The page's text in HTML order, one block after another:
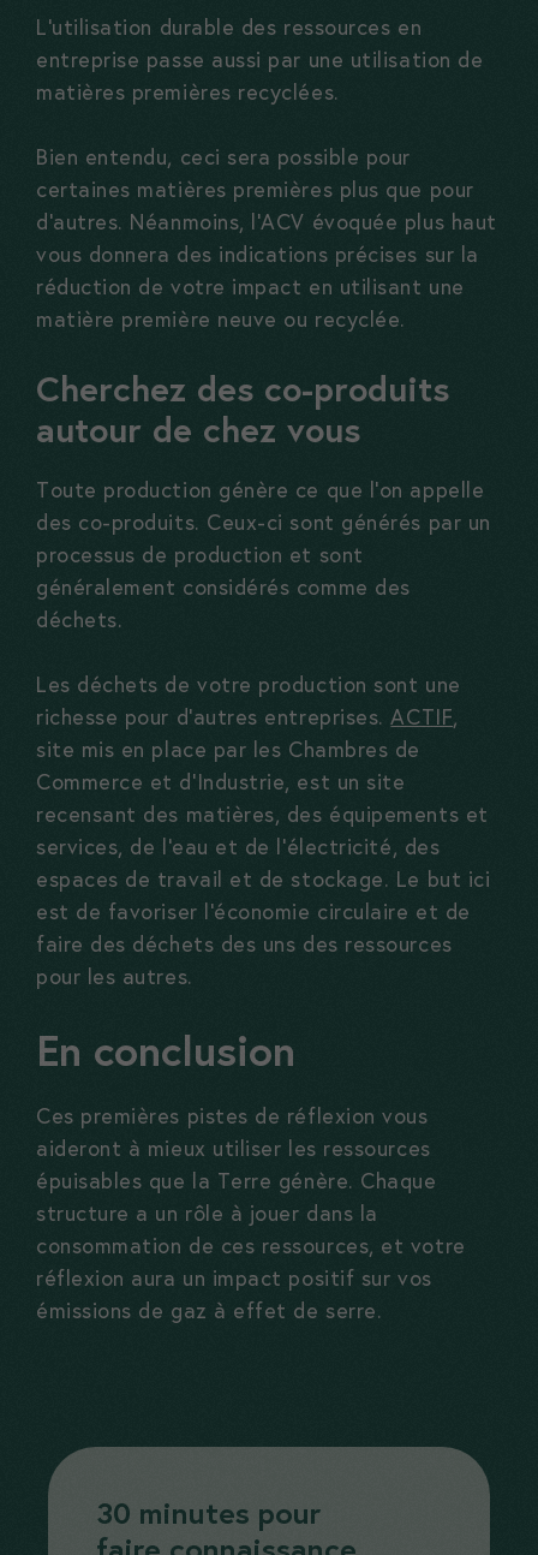
L’utilisation durable des ressources en
entreprise passe aussi par une utilisation de
matières premières recyclées.
Bien entendu, ceci sera possible pour
certaines matières premières plus que pour
d’autres. Néanmoins, l’ACV évoquée plus haut
vous donnera des indications précises sur la
réduction de votre impact en utilisant une
matière première neuve ou recyclée.
Cherchez des co-produits
autour de chez vous
Toute production génère ce que l’on appelle
des co-produits. Ceux-ci sont générés par un
processus de production et sont
généralement considérés comme des
déchets.
Les déchets de votre production sont une
richesse pour d’autres entreprises.ACTIF,
site mis en place par les Chambres de
Commerce et d’Industrie, est un site
recensant des matières, des équipements et
services, de l’eau et de l’électricité, des
espaces de travail et de stockage. Le but ici
est de favoriser l’économie circulaire et de
faire des déchets des uns des ressources
pour les autres.
En conclusion
Ces premières pistes de réflexion vous
aideront à mieux utiliser les ressources
épuisables que la Terre génère. Chaque
structure a un rôle à jouer dans la
consommation de ces ressources, et votre
réflexion aura un impact positif sur vos
émissions de gaz à effet de serre.
30 minutes pour
personnalisés.